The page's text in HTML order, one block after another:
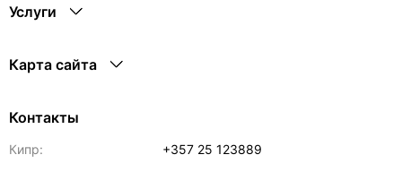
Услуги
Карта сайта
Контакты
Кипр:
+357 25 123889